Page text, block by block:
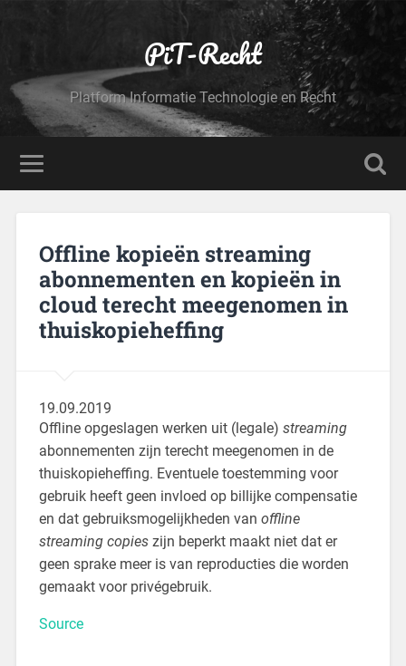
PiT-Recht
Platform Informatie Technologie en Recht
Offline kopieën streaming
abonnementen en kopieën in
cloud terecht meegenomen in
thuiskopieheffing
19.09.2019
Offline opgeslagen werken uit (legale) streaming
abonnementen zijn terecht meegenomen in de
thuiskopieheffing. Eventuele toestemming voor
gebruik heeft geen invloed op billijke compensatie
en dat gebruiksmogelijkheden van offline
streaming copieszijn beperkt maakt niet dat er
geen sprake meer is van reproducties die worden
gemaakt voor privégebruik.
Source